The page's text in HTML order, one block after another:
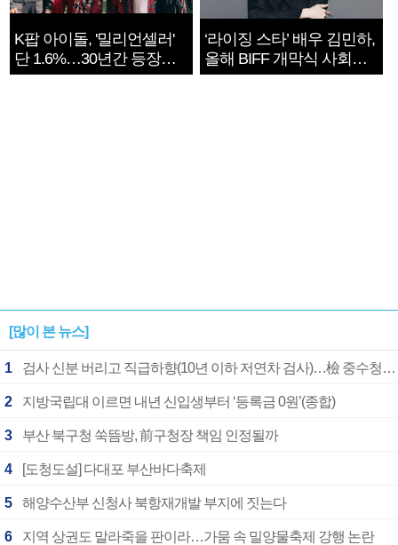
K팝 아이돌, '밀리언셀러'
단 1.6%…30년간 등장
1182개팀 전수조사
‘라이징 스타’ 배우 김민하,
올해 BIFF 개막식 사회자
확정
[많이 본 뉴스]
1 검사 신분 버리고 직급하향(10년 이하 저연차 검사)…檢 중수청행 기피
2 지방국립대 이르면 내년 신입생부터 ‘등록금 0원’(종합)
3 부산 북구청 쑥뜸방, 前구청장 책임 인정될까
4 [도청도설] 다대포 부산바다축제
5 해양수산부 신청사 북항재개발 부지에 짓는다
6 지역 상권도 말라죽을 판이라…가뭄 속 밀양물축제 강행 논란